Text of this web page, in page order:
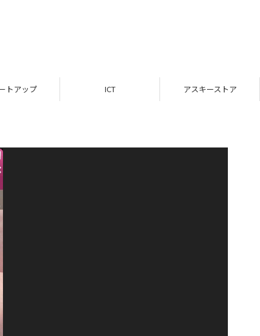
トアップ ICT アスキーストア